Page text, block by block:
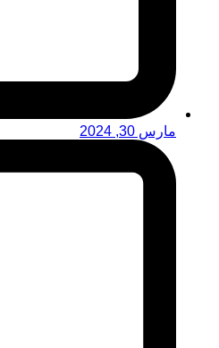
مارس 30, 2024